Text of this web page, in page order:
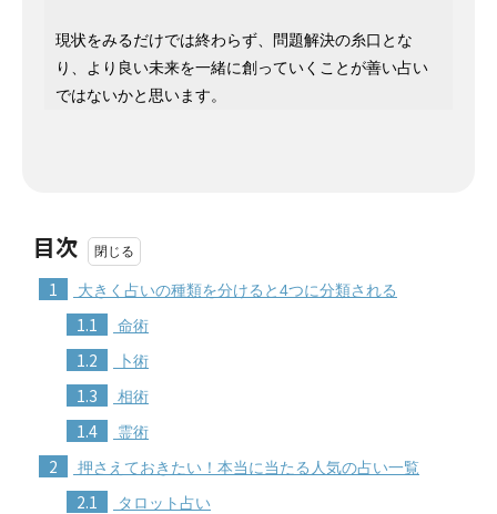
現状をみるだけでは終わらず、問題解決の糸口とな
り、より良い未来を一緒に創っていくことが善い占い
ではないかと思います。
目次
1 大きく占いの種類を分けると4つに分類される
1.1 命術
1.2 卜術
1.3 相術
1.4 霊術
2 押さえておきたい！本当に当たる人気の占い一覧
2.1 タロット占い